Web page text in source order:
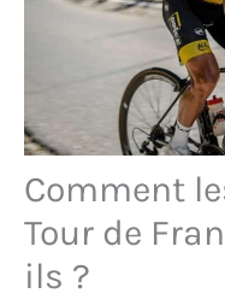
Comment
Tour de
ils ?